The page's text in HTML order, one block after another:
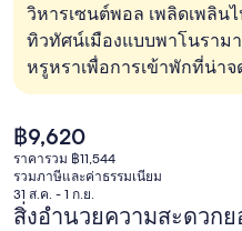
วิหารเซนต์พอล เพลิดเพลิน
ทิวทัศน์เมืองแบบพาโนราม
หรูหราเพื่อการเข้าพักที่น่าจ
ราคา
ปัจจุบัน
฿9,620
฿9,620
ราคารวม ฿11,544
รวมภาษีและค่าธรรมเนียม
31 ส.ค. - 1 ก.ย.
สิ่งอำนวยความสะดวก